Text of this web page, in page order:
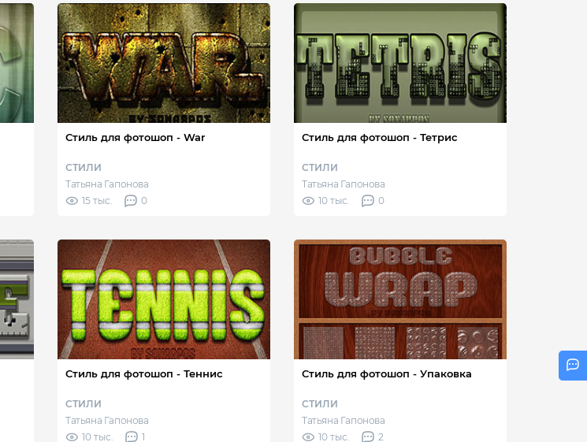
Стиль для фотошоп - War
СТИЛИ
Татьяна Гапонова
15 тыс.
0
Стиль для фотошоп - Тетрис
СТИЛИ
Татьяна Гапонова
10 тыс.
0
Стиль для фотошоп - Теннис
СТИЛИ
Татьяна Гапонова
10 тыс.
1
Стиль для фотошоп - Упаковка
СТИЛИ
Татьяна Гапонова
10 тыс.
2